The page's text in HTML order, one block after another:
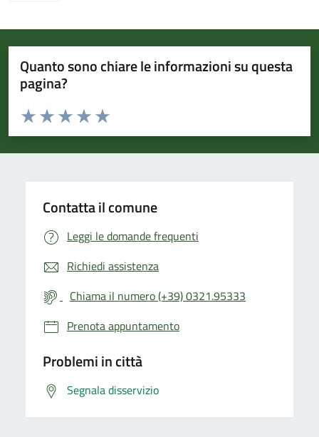
Quanto sono chiare le informazioni su questa
pagina?
Valuta da 1 a 5 stelle la pagina
Valuta 5 stelle su 5
Valuta 4 stelle su 5
Valuta 3 stelle su 5
Valuta 2 stelle su 5
Valuta 1 stelle su 5
Contatta il comune
Leggi le domande frequenti
Richiedi assistenza
Chiama il numero (+39) 0321.95333
Prenota appuntamento
Problemi in città
Segnala disservizio